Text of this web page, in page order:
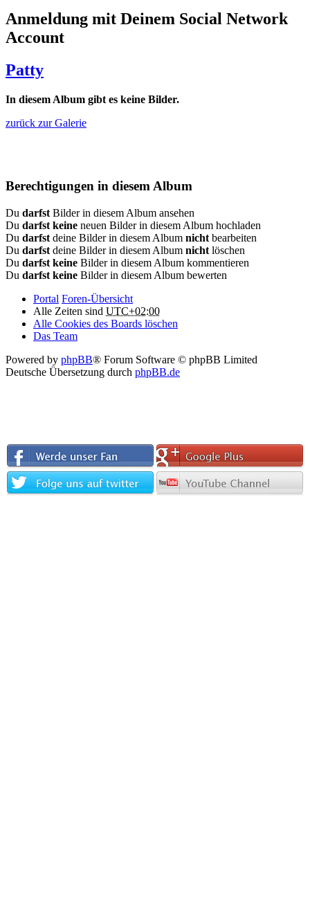
Anmeldung mit Deinem Social Network
Account
Patty
In diesem Album gibt es keine Bilder.
zurück zur Galerie
Berechtigungen in diesem Album
Du darfst Bilder in diesem Album ansehen
Du darfst keine neuen Bilder in diesem Album hochladen
Du darfst deine Bilder in diesem Album nicht bearbeiten
Du darfst deine Bilder in diesem Album nicht löschen
Du darfst keine Bilder in diesem Album kommentieren
Du darfst keine Bilder in diesem Album bewerten
Portal Foren-Übersicht
Alle Zeiten sind UTC+02:00
Alle Cookies des Boards löschen
Das Team
Powered by phpBB® Forum Software © phpBB Limited
Deutsche Übersetzung durch phpBB.de